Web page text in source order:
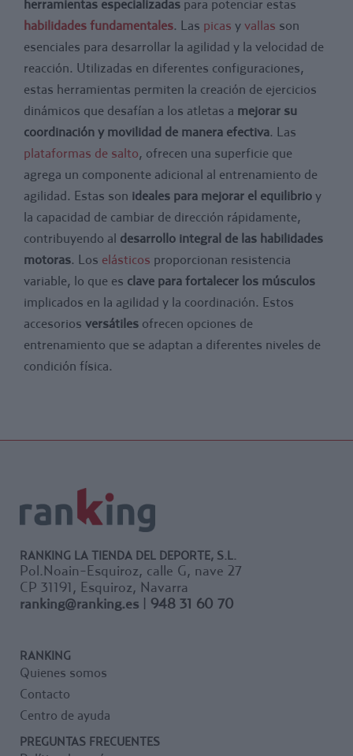
herramientas especializadas para potenciar estas
habilidades fundamentales. Las picas y vallas son
esenciales para desarrollar la agilidad y la velocidad de
reacción. Utilizadas en diferentes configuraciones,
estas herramientas permiten la creación de ejercicios
dinámicos que desafían a los atletas a mejorar su
coordinación y movilidad de manera efectiva. Las
plataformas de salto, ofrecen una superficie que
agrega un componente adicional al entrenamiento de
agilidad. Estas son ideales para mejorar el equilibrio y
la capacidad de cambiar de dirección rápidamente,
contribuyendo al desarrollo integral de las habilidades
motoras. Los elásticos proporcionan resistencia
variable, lo que es clave para fortalecer los músculos
implicados en la agilidad y la coordinación. Estos
accesorios versátiles ofrecen opciones de
entrenamiento que se adaptan a diferentes niveles de
condición física.
RANKING LA TIENDA DEL DEPORTE, S.L.
Pol.Noain-Esquiroz, calle G, nave 27
CP 31191, Esquiroz, Navarra
ranking@ranking.es | 948 31 60 70
RANKING
Quienes somos
Contacto
Centro de ayuda
PREGUNTAS FRECUENTES